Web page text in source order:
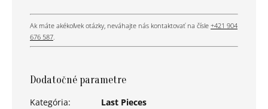
Ak máte akékoľvek otázky, neváhajte nás kontaktovať na čísle +421 904
676 587.
Dodatočné parametre
Kategória:
Last Pieces